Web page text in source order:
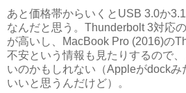
あと価格帯からいくとUSB 3.0か
なんだと思う。Thunderbolt 3対応
が高いし、MacBook Pro (2016)の
不安という情報も見たりするので
いのかもしれない（Appleがdock
いいと思うんだけど）。